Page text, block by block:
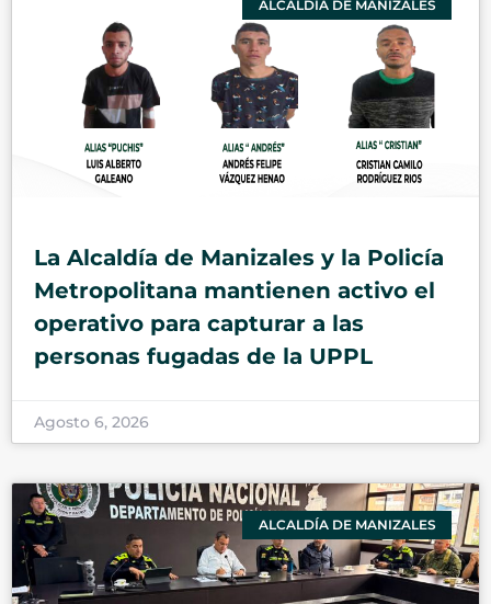
ALCALDÍA DE MANIZALES
La Alcaldía de Manizales y la Policía
Metropolitana mantienen activo el
operativo para capturar a las
personas fugadas de la UPPL
Agosto 6, 2026
ALCALDÍA DE MANIZALES